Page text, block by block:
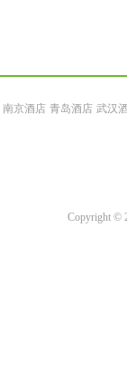
南京酒店 青岛酒店 武汉
Copyright ©